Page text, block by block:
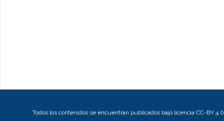
Todos los contenidos se encuentran publicados bajo licencia CC-BY 4.0